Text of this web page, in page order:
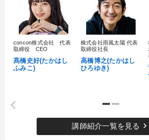
経営体系を学びたい
キーワード
入
※「更新」を押すと「カテゴリー」「目的別」「キーワード」
concon株式会社 代表
取締役 CEO
髙橋史好(たかはし
ふみこ)
株式会社雨風太陽 代表
取締役社長
高橋博之(たかはし
ひろゆき)
講師紹介一覧を見る keyboard_arrow_right